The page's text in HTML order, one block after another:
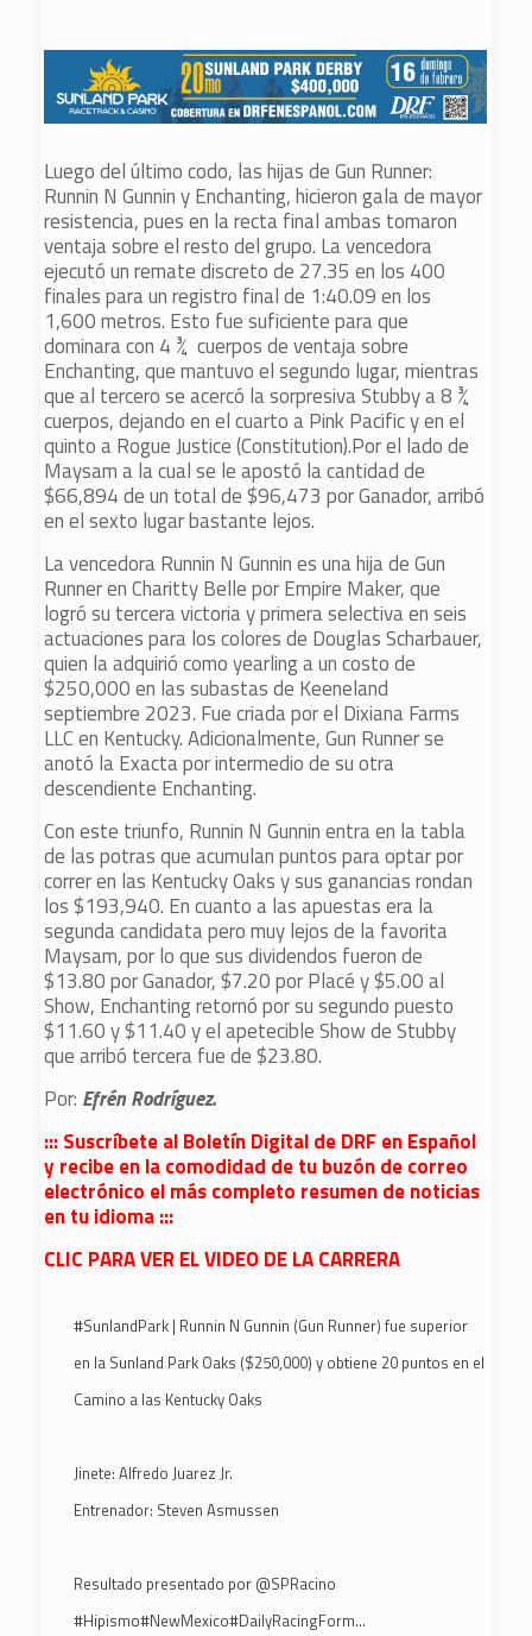
Luego del último codo, las hijas de Gun Runner:
Runnin N Gunnin y Enchanting, hicieron gala de mayor
resistencia, pues en la recta final ambas tomaron
ventaja sobre el resto del grupo. La vencedora
ejecutó un remate discreto de 27.35 en los 400
finales para un registro final de 1:40.09 en los
1,600 metros. Esto fue suficiente para que
dominara con 4 ¾ cuerpos de ventaja sobre
Enchanting, que mantuvo el segundo lugar, mientras
que al tercero se acercó la sorpresiva Stubby a 8 ¾
cuerpos, dejando en el cuarto a Pink Pacific y en el
quinto a Rogue Justice (Constitution).Por el lado de
Maysam a la cual se le apostó la cantidad de
$66,894 de un total de $96,473 por Ganador, arribó
en el sexto lugar bastante lejos.
La vencedora Runnin N Gunnin es una hija de Gun
Runner en Charitty Belle por Empire Maker, que
logró su tercera victoria y primera selectiva en seis
actuaciones para los colores de Douglas Scharbauer,
quien la adquirió como yearling a un costo de
$250,000 en las subastas de Keeneland
septiembre 2023. Fue criada por el Dixiana Farms
LLC en Kentucky. Adicionalmente, Gun Runner se
anotó la Exacta por intermedio de su otra
descendiente Enchanting.
Con este triunfo, Runnin N Gunnin entra en la tabla
de las potras que acumulan puntos para optar por
correr en las Kentucky Oaks y sus ganancias rondan
los $193,940. En cuanto a las apuestas era la
segunda candidata pero muy lejos de la favorita
Maysam, por lo que sus dividendos fueron de
$13.80 por Ganador, $7.20 por Placé y $5.00 al
Show, Enchanting retornó por su segundo puesto
$11.60 y $11.40 y el apetecible Show de Stubby
que arribó tercera fue de $23.80.
Por: Efrén Rodríguez.
::: Suscríbete al Boletín Digital de DRF en Español
y recibe en la comodidad de tu buzón de correo
electrónico el más completo resumen de noticias
en tu idioma :::
CLIC PARA VER EL VIDEO DE LA CARRERA
#SunlandPark | Runnin N Gunnin (Gun Runner) fue superior
en la Sunland Park Oaks ($250,000) y obtiene 20 puntos en el
Camino a las Kentucky Oaks
Jinete: Alfredo Juarez Jr.
Entrenador: Steven Asmussen
Resultado presentado por @SPRacino
#Hipismo#NewMexico#DailyRacingForm…